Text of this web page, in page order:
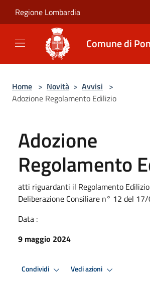
Regione Lombardia
Comune di
Home > Novità > Avvisi >
Adozione Regolamento Edilizio
Adozione
Regolamento
atti riguardanti il Regolamento
Deliberazione Consiliare n° 12 del
Data :
9 maggio 2024
Condividi Vedi azioni